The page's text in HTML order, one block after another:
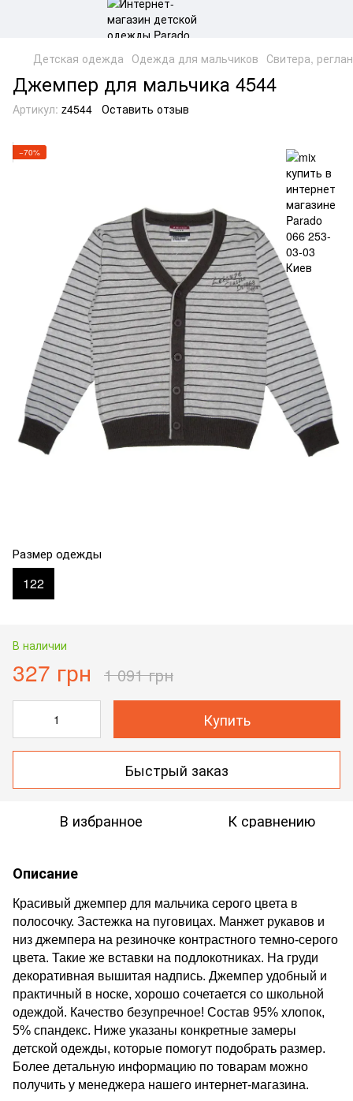
Детская одежда Одежда для мальчиков Свитера,
Джемпер для мальчика 4544
Артикул: z4544 Оставить отзыв
−70%
Размер одежды
122
В наличии
327 грн 1 091 грн
Купить
Быстрый заказ
В избранное К сравнению
Описание
Красивый джемпер для мальчика серого цвета в
полосочку. Застежка на пуговицах. Манжет рукавов и
низ джемпера на резиночке контрастного темно-серого
цвета. Такие же вставки на подлокотниках. На груди
декоративная вышитая надпись. Джемпер удобный и
практичный в носке, хорошо сочетается со школьной
одеждой. Качество безупречное! Состав 95% хлопок,
5% спандекс. Ниже указаны конкретные замеры
детской одежды, которые помогут подобрать размер.
Более детальную информацию по товарам можно
получить у менеджера нашего интернет-магазина.